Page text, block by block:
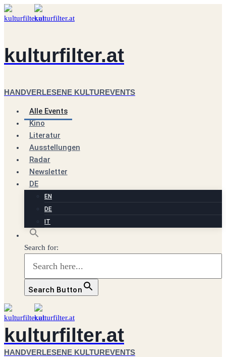
Zum
Inhalt
kulturfilter.at
HANDVERLESENE KULTUREVENTS
Alle Events
Kino
Literatur
Ausstellungen
Radar
Newsletter
DE
EN
DE
IT
Search for:
Search Button
kulturfilter.at
HANDVERLESENE KULTUREVENTS